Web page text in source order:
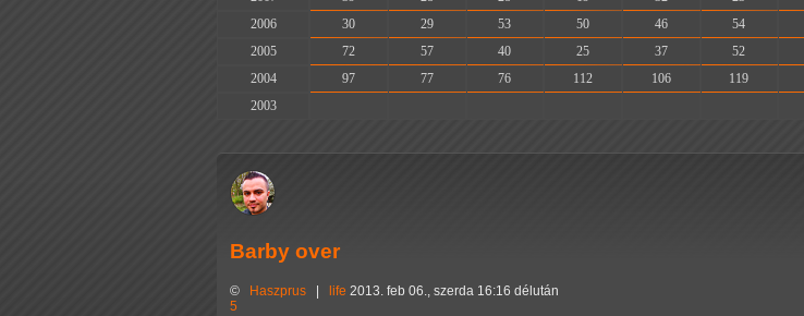
2006
30 29 53 50 46 54
2005
72 57 40 25 37 52
2004
97 77 76 112 106 119
2003
Barby over
© Haszprus life 2013. feb 06., szerda 16:16 délután
5